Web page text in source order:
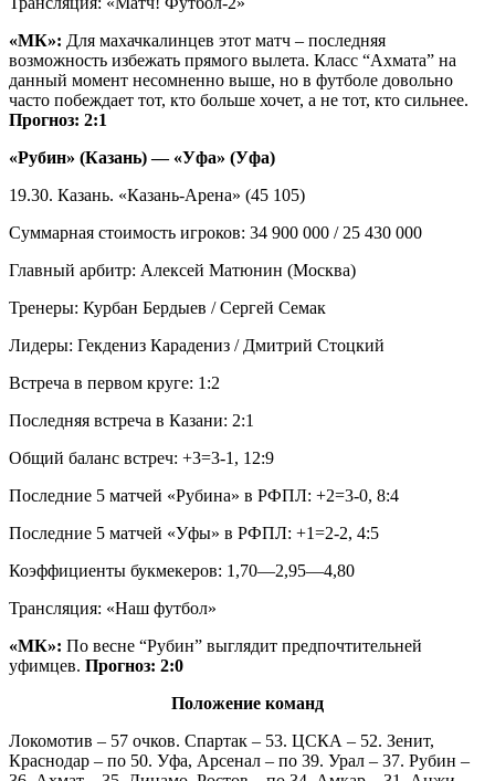
«МК»: Для махачкалинцев этот матч – последняя
возможность избежать прямого вылета. Класс “Ахмата” на
данный момент несомненно выше, но в футболе довольно
часто побеждает тот, кто больше хочет, а не тот, кто сильнее.
Прогноз: 2:1
«Рубин» (Казань) — «Уфа» (Уфа)
19.30. Казань. «Казань-Арена» (45 105)
Суммарная стоимость игроков: 34 900 000 / 25 430 000
Главный арбитр: Алексей Матюнин (Москва)
Тренеры: Курбан Бердыев / Сергей Семак
Лидеры: Гекдениз Карадениз / Дмитрий Стоцкий
Встреча в первом круге: 1:2
Последняя встреча в Казани: 2:1
Общий баланс встреч: +3=3-1, 12:9
Последние 5 матчей «Рубина» в РФПЛ: +2=3-0, 8:4
Последние 5 матчей «Уфы» в РФПЛ: +1=2-2, 4:5
Коэффициенты букмекеров: 1,70—2,95—4,80
Трансляция: «Наш футбол»
«МК»: По весне “Рубин” выглядит предпочтительней
уфимцев. Прогноз: 2:0
Положение команд
Локомотив – 57 очков. Спартак – 53. ЦСКА – 52. Зенит,
Краснодар – по 50. Уфа, Арсенал – по 39. Урал – 37. Рубин –